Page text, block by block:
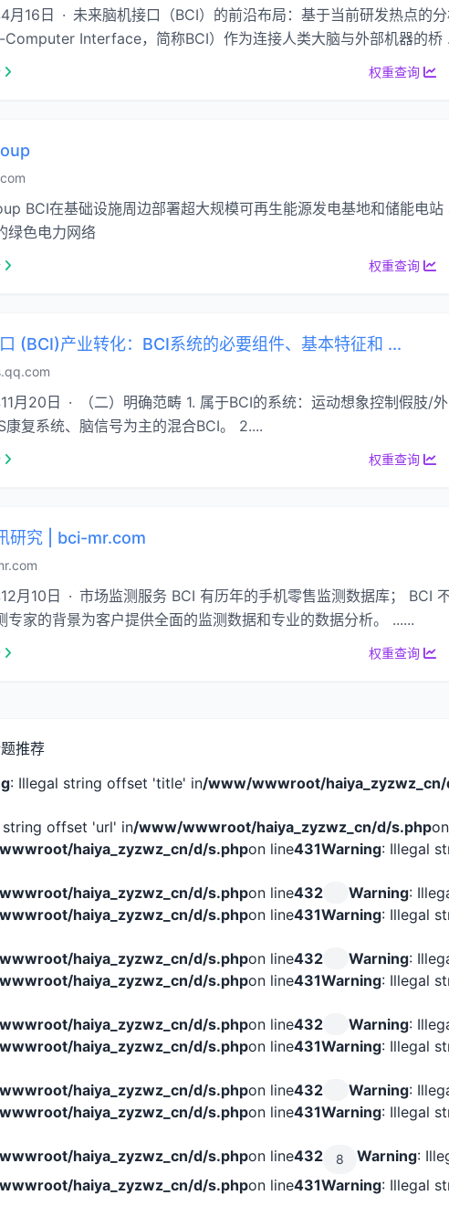
月16日 · 未来脑机接口（BCI）的前沿布局：基于当前研发热点的
Computer Interface，简称BCI）作为连接人类大脑与外部机器的桥
权重查询
BCI在基础设施周边部署超大规模可再生能源发电基地和储能电
绿色电力网络
权重查询
(BCI)产业转化：BCI系统的必要组件、基本特征和 ...
月20日 · （二）明确范畴 1. 属于BCI的系统：运动想象控制假肢/
康复系统、脑信号为主的混合BCI。 2....
权重查询
研究 | bci-mr.com
月10日 · 市场监测服务 BCI 有历年的手机零售监测数据库； BCI
专家的背景为客户提供全面的监测数据和专业的数据分析。 ......
权重查询
推荐
: Illegal string offset 'title' in/www/wwwroot/
string offset 'url' in/www/wwwroot/haiya_zyzwz_cn/d/s.php
haiya_zyzwz_cn/d/s.phpon line431Warning: Illegal
haiya_zyzwz_cn/d/s.phpon line432 Warning:
haiya_zyzwz_cn/d/s.phpon line431Warning: Illegal
haiya_zyzwz_cn/d/s.phpon line432 Warning:
haiya_zyzwz_cn/d/s.phpon line431Warning: Illegal
haiya_zyzwz_cn/d/s.phpon line432 Warning:
haiya_zyzwz_cn/d/s.phpon line431Warning: Illegal
haiya_zyzwz_cn/d/s.phpon line432 Warning:
haiya_zyzwz_cn/d/s.phpon line431Warning: Illegal
haiya_zyzwz_cn/d/s.phpon line432 8 Warning:
haiya_zyzwz_cn/d/s.phpon line431Warning: Illegal